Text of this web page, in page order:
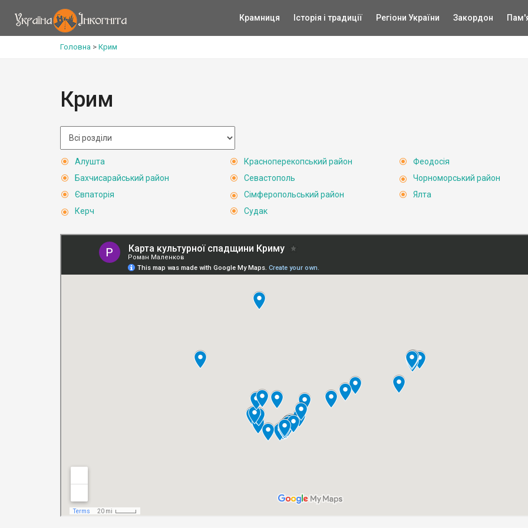
Крамниця Історія і традиції Регіони України Закордон
Головна > Крим
Крим
Алушта
Бахчисарайський район
Євпаторія
Керч
Красноперекопський район
Севастополь
Сімферопольський район
Судак
Феодосія
Чорноморський район
Ялта